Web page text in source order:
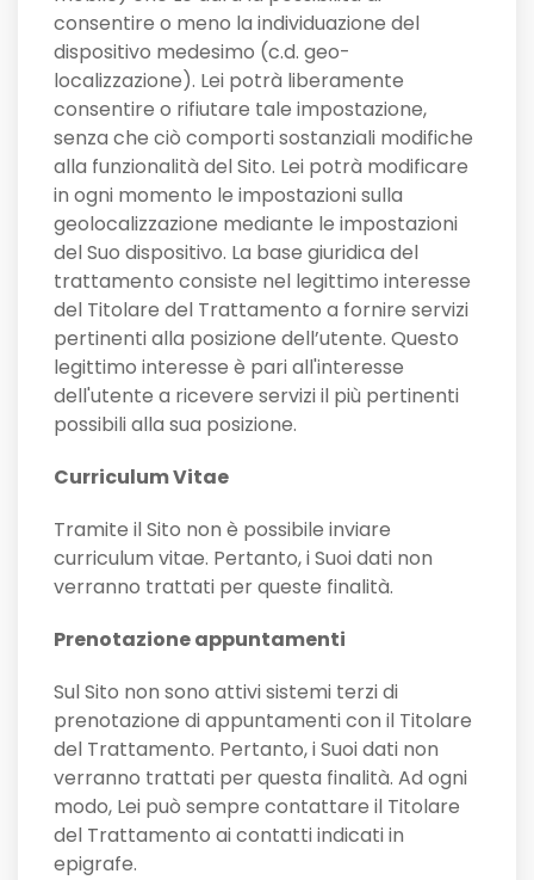
consentire o meno la individuazione del
dispositivo medesimo (c.d. geo-
localizzazione). Lei potrà liberamente
consentire o rifiutare tale impostazione,
senza che ciò comporti sostanziali modifiche
alla funzionalità del Sito. Lei potrà modificare
in ogni momento le impostazioni sulla
geolocalizzazione mediante le impostazioni
del Suo dispositivo. La base giuridica del
trattamento consiste nel legittimo interesse
del Titolare del Trattamento a fornire servizi
pertinenti alla posizione dell’utente. Questo
legittimo interesse è pari all'interesse
dell'utente a ricevere servizi il più pertinenti
possibili alla sua posizione.
Curriculum Vitae
Tramite il Sito non è possibile inviare
curriculum vitae. Pertanto, i Suoi dati non
verranno trattati per queste finalità.
Prenotazione appuntamenti
Sul Sito non sono attivi sistemi terzi di
prenotazione di appuntamenti con il Titolare
del Trattamento. Pertanto, i Suoi dati non
verranno trattati per questa finalità. Ad ogni
modo, Lei può sempre contattare il Titolare
del Trattamento ai contatti indicati in
epigrafe.